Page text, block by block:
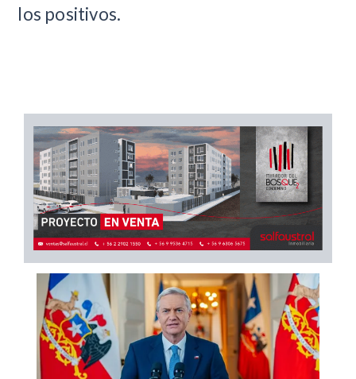
los positivos.